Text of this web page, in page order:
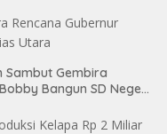
Sambut Gembira
Bangun SD Negeri